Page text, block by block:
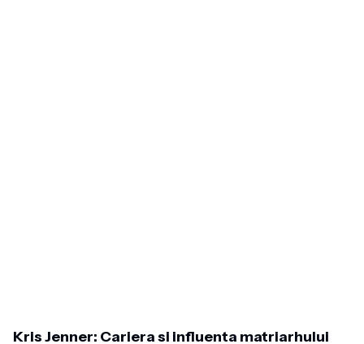
Kris Jenner: Cariera si influenta matriarhului